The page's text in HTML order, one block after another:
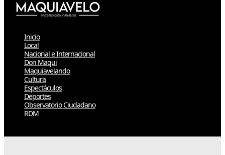
Inicio
Local
Nacional e Internacional
Don Maqui
Maquiavelando
Cultura
Espectáculos
Deportes
Observatorio Ciudadano
RDM